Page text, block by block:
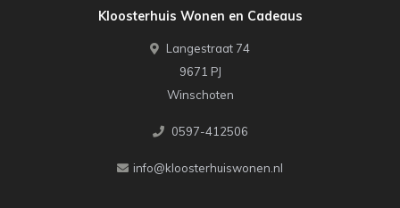
Kloosterhuis Wonen en Cadeaus
Langestraat 74
9671 PJ
Winschoten
0597-412506
info@kloosterhuiswonen.nl